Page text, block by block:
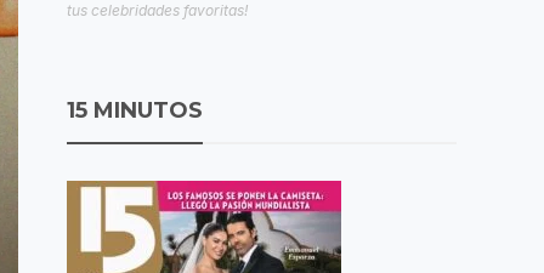
tus celebridades favoritas!
15 MINUTOS